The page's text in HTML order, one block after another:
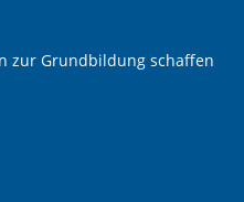
zur Grundbildung schaffen